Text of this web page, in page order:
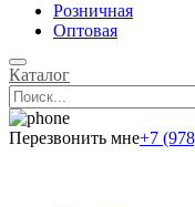
Розничная
Оптовая
Каталог
Перезвонить мне+7